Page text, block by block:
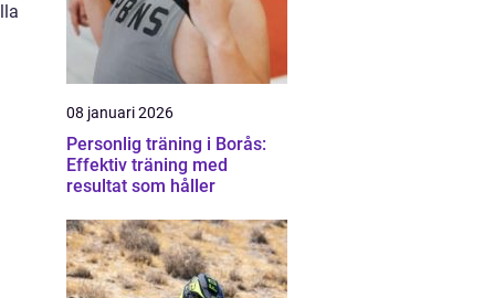
08 januari 2026
Personlig träning i Borås:
Effektiv träning med
resultat som håller